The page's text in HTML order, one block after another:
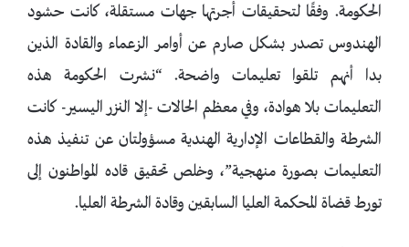
الحكومة. وفقًا لتحقيقات أجرتها جهات مستقلة، كانت حشود
الهندوس تصدر بشكل صارم عن أوامر الزعماء والقادة الذين
بدا أنهم تلقوا تعليمات واضحة. “نشرت الحكومة هذه
التعليمات بلا هوادة، وفي معظم الحالات -إلا النزر اليسير- كانت
الشرطة والقطاعات الإدارية الهندية مسؤولتان عن تنفيذ هذه
التعليمات بصورة منهجية”، وخلص تحقيق قاده المواطنون إلى
تورط قضاة المحكمة العليا السابقين وقادة الشرطة العليا.